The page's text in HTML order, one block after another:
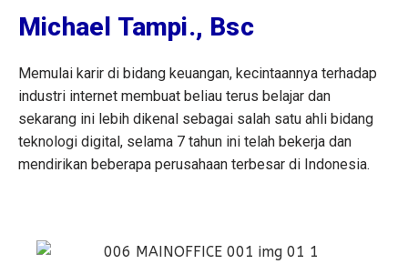
Michael Tampi., Bsc
Memulai karir di bidang keuangan, kecintaannya terhadap
industri internet membuat beliau terus belajar dan
sekarang ini lebih dikenal sebagai salah satu ahli bidang
teknologi digital, selama 7 tahun ini telah bekerja dan
mendirikan beberapa perusahaan terbesar di Indonesia.